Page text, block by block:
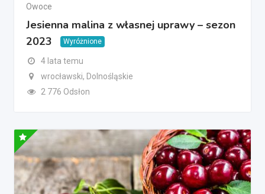
Owoce
Jesienna malina z własnej uprawy – sezon
2023
Wyróżnione
4 lata temu
wrocławski, Dolnośląskie
2 776 Odsłon